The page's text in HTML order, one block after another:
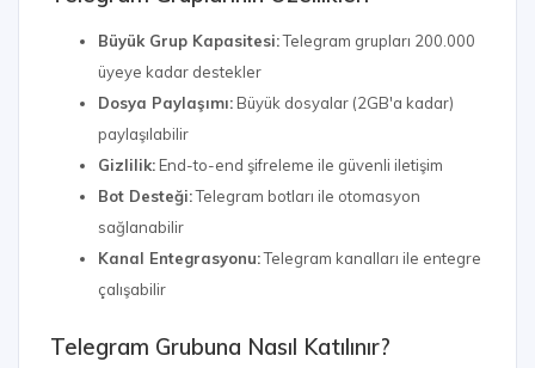
Büyük Grup Kapasitesi:Telegram grupları 200.000
üyeye kadar destekler
Dosya Paylaşımı: Büyük dosyalar (2GB'a kadar)
paylaşılabilir
Gizlilik: End-to-end şifreleme ile güvenli iletişim
Bot Desteği:Telegram botları ile otomasyon
sağlanabilir
Kanal Entegrasyonu:Telegram kanalları ile entegre
çalışabilir
Telegram Grubuna Nasıl Katılınır?